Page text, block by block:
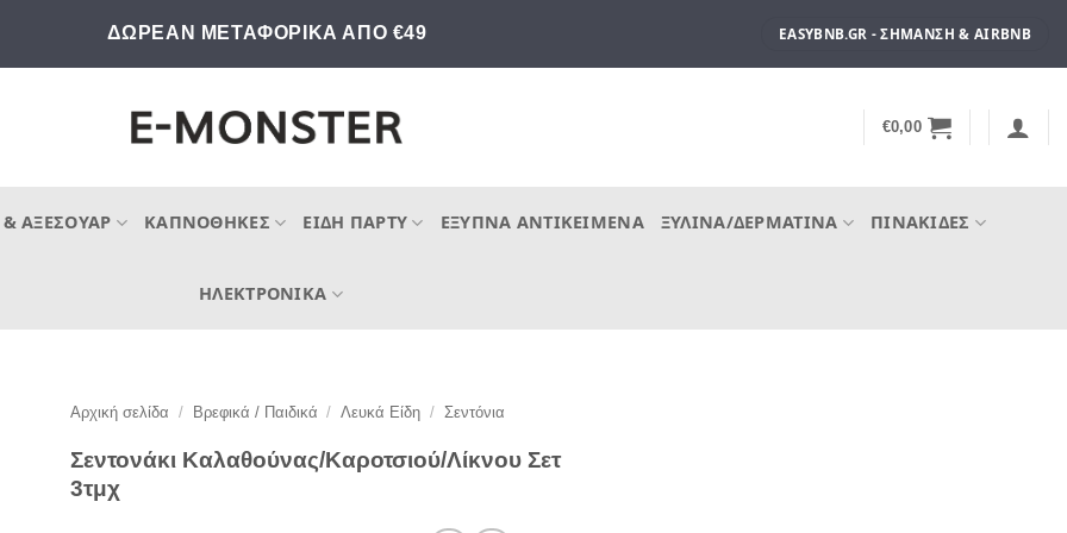
ΔΩΡΕΑΝ ΜΕΤΑΦΟΡΙΚΑ ΑΠΟ €49 EASYBNB.GR - ΣΉΜΑΝΣΗ & AIRBNB
€0,00
ΑΞΕΣΟΥΆΡ ΚΑΠΝΟΘΉΚΕΣ ΕΊΔΗ ΠΆΡΤΥ ΈΞΥΠΝΑ ΑΝΤΙΚΕΊΜΕΝΑ ΞΎΛΙΝΑ/ΔΕΡΜΆΤΙΝΑ ΠΙΝΑΚΊΔΕΣ
ΗΛΕΚΤΡΟΝΙΚΆ
Αρχική σελίδα / Βρεφικά / Παιδικά / Λευκά Είδη / Σεντόνια
Σεντονάκι Καλαθούνας/Καροτσιού/Λίκνου Σετ
3τμχ